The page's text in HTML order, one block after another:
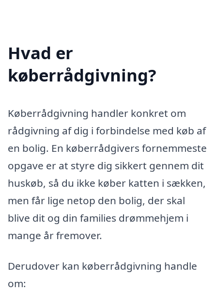
Hvad er
køberrådgivning?
Køberrådgivning handler konkret om
rådgivning af dig i forbindelse med køb af
en bolig. En køberrådgivers fornemmeste
opgave er at styre dig sikkert gennem dit
huskøb, så du ikke køber katten i sækken,
men får lige netop den bolig, der skal
blive dit og din families drømmehjem i
mange år fremover.
Derudover kan køberrådgivning handle
om: